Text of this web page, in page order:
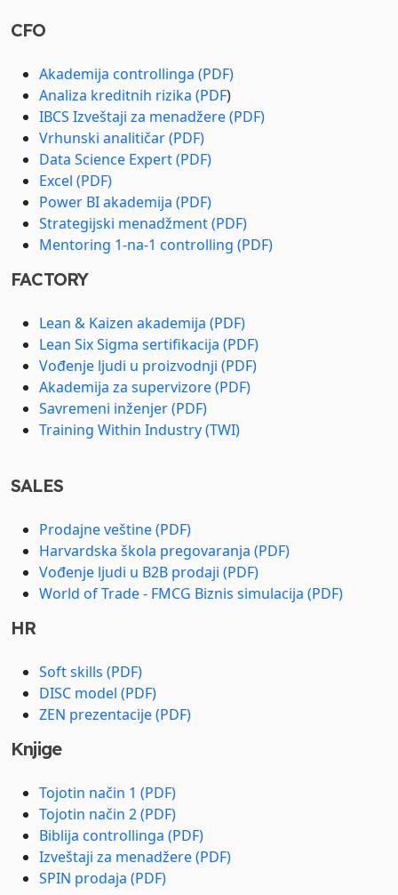
CFO
Akademija controllinga (PDF)
Analiza kreditnih rizika (PDF)
IBCS Izveštaji za menadžere (PDF)
Vrhunski analitičar (PDF)
Data Science Expert (PDF)
Excel (PDF)
Power BI akademija (PDF)
Strategijski menadžment (PDF)
Mentoring 1-na-1 controlling (PDF)
FACTORY
Lean & Kaizen akademija (PDF)
Lean Six Sigma sertifikacija (PDF)
Vođenje ljudi u proizvodnji (PDF)
Akademija za supervizore (PDF)
Savremeni inženjer (PDF)
Training Within Industry (TWI)
SALES
Prodajne veštine (PDF)
Harvardska škola pregovaranja (PDF)
Vođenje ljudi u B2B prodaji (PDF)
World of Trade - FMCG Biznis simulacija (PDF)
HR
Soft skills (PDF)
DISC model (PDF)
ZEN prezentacije (PDF)
Knjige
Tojotin način 1 (PDF)
Tojotin način 2 (PDF)
Biblija controllinga (PDF)
Izveštaji za menadžere (PDF)
SPIN prodaja (PDF)